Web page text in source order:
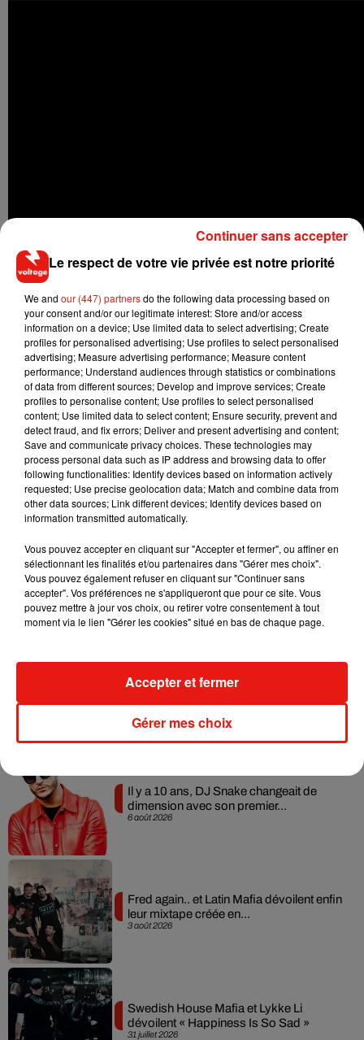
"Je lui ai dit qu’il était le genre de personne qui est à l’origine
des problèmes dans tout le pays", a déclaré John-Paul Drake
dans sa vidéo ajoutant qu'il lui avait fait un doigt d'honneur
en guise de réponse.Selon lui, huit mois de stock de papier
ont été écoulés en quatre jours dans son magasin. Il a
d'ailleurs expliqué que le client avait mené une opération
impliquant une vingtaine de personnes qui visitaient
plusieurs magasins Drake afin d'acheter des stocks de papier
toilette.
Musique
7 août 2026
RÜFÜS DU SOL annonce un nouvel
album après sa tournée mondiale
Angèle et Amélie Lens dévoilent leur
6 août 2026
Il y a 10 ans, DJ Snake changeait de
dimension avec son premier...
3 août 2026
Fred again.. et Latin Mafia dévoilent enfin
leur mixtape créée en...
31 juillet 2026
Swedish House Mafia et Lykke Li
dévoilent « Happiness Is So Sad »
Le respect de votre vie privée est notre priorité
We and our (447) partnersdo the following data processing based on
your consent and/or our legitimate interest: Store and/or access
information on a device; Use limited data to select advertising; Create
profiles for personalised advertising; Use profiles to select personalised
advertising; Measure advertising performance; Measure content
performance; Understand audiences through statistics or combinations
of data from different sources; Develop and improve services; Create
profiles to personalise content; Use profiles to select personalised
content; Use limited data to select content; Ensure security, prevent and
detect fraud, and fix errors; Deliver and present advertising and content;
Save and communicate privacy choices. These technologies may
process personal data such as IP address and browsing data to offer
following functionalities: Identify devices based on information actively
requested; Use precise geolocation data; Match and combine data from
other data sources; Link different devices; Identify devices based on
information transmitted automatically.
Vous pouvez accepter en cliquant sur "Accepter et fermer", ou affiner en
sélectionnant les finalités et/ou partenaires dans "Gérer mes choix".
Vous pouvez également refuser en cliquant sur "Continuer sans
accepter". Vos préférences ne s'appliqueront que pour ce site. Vous
pouvez mettre à jour vos choix, ou retirer votre consentement à tout
moment via le lien "Gérer les cookies" situé en bas de chaque page.
Gérer mes choix
Accepter et fermer
Continuer sans accepter